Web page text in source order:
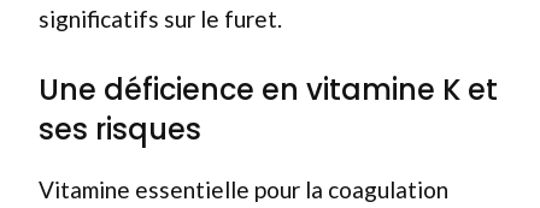
significatifs sur le furet.
Une déficience en vitamine K et
ses risques
Vitamine essentielle pour la coagulation